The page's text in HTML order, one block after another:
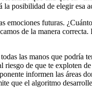
la posibilidad de elegir esa
futuras.
de la manera correcta.
las manos que podría
de que te exploten
informen las áreas
que el algoritmo